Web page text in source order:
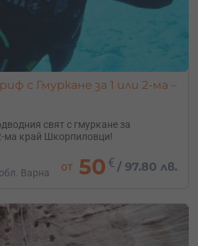
с Гмуркане за 1 или 2-ма –
свят с гмуркане за
ма край Шкорпиловци!
Варна
от 50 € / 97.80 лв.